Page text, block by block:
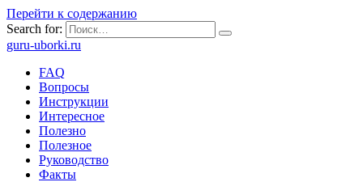
Перейти к содержанию
Search for:
guru-uborki.ru
FAQ
Вопросы
Инструкции
Интересное
Полезно
Полезное
Руководство
Факты